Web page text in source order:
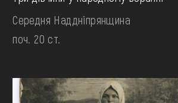
Середня Наддніпрянщина
поч. 20 ст.